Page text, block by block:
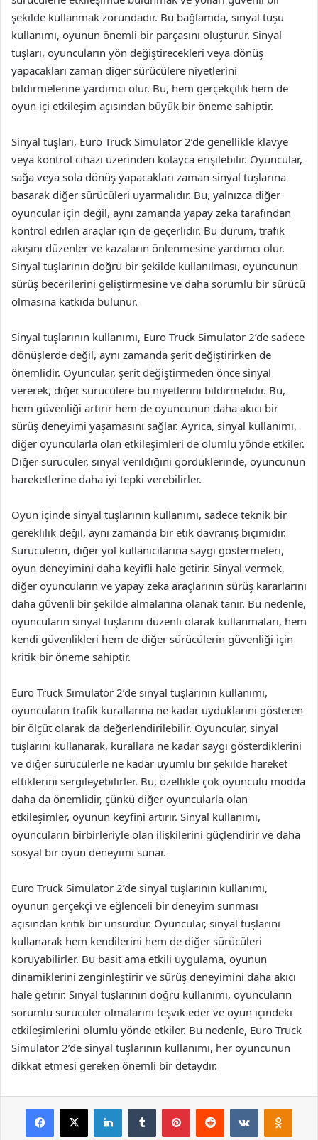
şekilde kullanmak zorundadır. Bu bağlamda, sinyal tuşu
kullanımı, oyunun önemli bir parçasını oluşturur. Sinyal
tuşları, oyuncuların yön değiştirecekleri veya dönüş
yapacakları zaman diğer sürücülere niyetlerini
bildirmelerine yardımcı olur. Bu, hem gerçekçilik hem de
oyun içi etkileşim açısından büyük bir öneme sahiptir.
Sinyal tuşları, Euro Truck Simulator 2’de genellikle klavye
veya kontrol cihazı üzerinden kolayca erişilebilir. Oyuncular,
sağa veya sola dönüş yapacakları zaman sinyal tuşlarına
basarak diğer sürücüleri uyarmalıdır. Bu, yalnızca diğer
oyuncular için değil, aynı zamanda yapay zeka tarafından
kontrol edilen araçlar için de geçerlidir. Bu durum, trafik
akışını düzenler ve kazaların önlenmesine yardımcı olur.
Sinyal tuşlarının doğru bir şekilde kullanılması, oyuncunun
sürüş becerilerini geliştirmesine ve daha sorumlu bir sürücü
olmasına katkıda bulunur.
Sinyal tuşlarının kullanımı, Euro Truck Simulator 2’de sadece
dönüşlerde değil, aynı zamanda şerit değiştirirken de
önemlidir. Oyuncular, şerit değiştirmeden önce sinyal
vererek, diğer sürücülere bu niyetlerini bildirmelidir. Bu,
hem güvenliği artırır hem de oyuncunun daha akıcı bir
sürüş deneyimi yaşamasını sağlar. Ayrıca, sinyal kullanımı,
diğer oyuncularla olan etkileşimleri de olumlu yönde etkiler.
Diğer sürücüler, sinyal verildiğini gördüklerinde, oyuncunun
hareketlerine daha iyi tepki verebilirler.
Oyun içinde sinyal tuşlarının kullanımı, sadece teknik bir
gereklilik değil, aynı zamanda bir etik davranış biçimidir.
Sürücülerin, diğer yol kullanıcılarına saygı göstermeleri,
oyun deneyimini daha keyifli hale getirir. Sinyal vermek,
diğer oyuncuların ve yapay zeka araçlarının sürüş kararlarını
daha güvenli bir şekilde almalarına olanak tanır. Bu nedenle,
oyuncuların sinyal tuşlarını düzenli olarak kullanmaları, hem
kendi güvenlikleri hem de diğer sürücülerin güvenliği için
kritik bir öneme sahiptir.
Euro Truck Simulator 2’de sinyal tuşlarının kullanımı,
oyuncuların trafik kurallarına ne kadar uyduklarını gösteren
bir ölçüt olarak da değerlendirilebilir. Oyuncular, sinyal
tuşlarını kullanarak, kurallara ne kadar saygı gösterdiklerini
ve diğer sürücülerle ne kadar uyumlu bir şekilde hareket
ettiklerini sergileyebilirler. Bu, özellikle çok oyunculu modda
daha da önemlidir, çünkü diğer oyuncularla olan
etkileşimler, oyunun keyfini artırır. Sinyal kullanımı,
oyuncuların birbirleriyle olan ilişkilerini güçlendirir ve daha
sosyal bir oyun deneyimi sunar.
Euro Truck Simulator 2’de sinyal tuşlarının kullanımı,
oyunun gerçekçi ve eğlenceli bir deneyim sunması
açısından kritik bir unsurdur. Oyuncular, sinyal tuşlarını
kullanarak hem kendilerini hem de diğer sürücüleri
koruyabilirler. Bu basit ama etkili uygulama, oyunun
dinamiklerini zenginleştirir ve sürüş deneyimini daha akıcı
hale getirir. Sinyal tuşlarının doğru kullanımı, oyuncuların
sorumlu sürücüler olmalarını teşvik eder ve oyun içindeki
etkileşimlerini olumlu yönde etkiler. Bu nedenle, Euro Truck
Simulator 2’de sinyal tuşlarının kullanımı, her oyuncunun
dikkat etmesi gereken önemli bir detaydır.
Facebook
X LinkedInTumblr PinterestReddit VKontakte